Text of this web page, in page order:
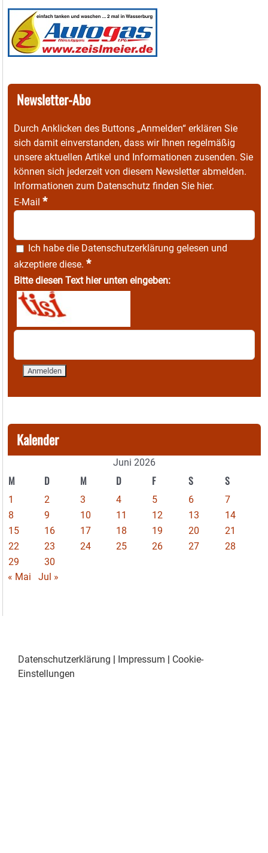
Newsletter-Abo
Durch Anklicken des Buttons „Anmelden“ erklären Sie
sich damit einverstanden, dass wir Ihnen regelmäßig
unsere aktuellen Artikel und Informationen zusenden. Sie
können sich jederzeit von diesem Newsletter abmelden.
Informationen zum Datenschutz finden Sie hier.
E-Mail *
Ich habe die Datenschutzerklärung gelesen und
akzeptiere diese. *
Bitte diesen Text hier unten eingeben:
Kalender
Juni 2026
M D M D F S S
1 2 3 4 5 6
7
8
9 10 11 12 13
14
15
16 17 18 19 20
21
22
23 24 25 26 27
28
29
30
« Mai
Jul »
Datenschutzerklärung | Impressum | Cookie-
Einstellungen